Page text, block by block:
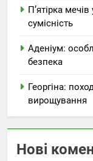
П’ятірка
сумісність
Аденіум:
безпека
Георгіна:
вирощування
Нові